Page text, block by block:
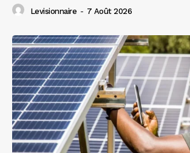
Levisionnaire - 7 Août 2026